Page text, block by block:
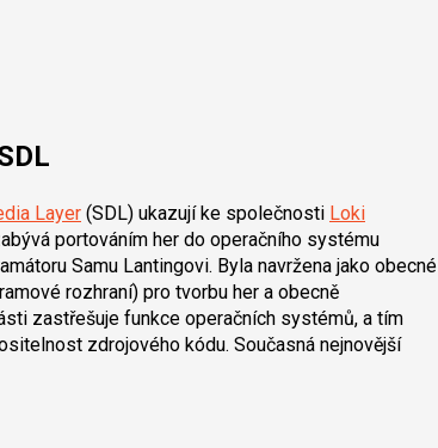
Layer (SDL) ukazují ke společnosti Loki
portováním her do operačního systému
Samu Lantingovi. Byla navržena jako obecné
rozhraní) pro tvorbu her a obecně
zastřešuje funkce operačních systémů, a tím
zdrojového kódu. Současná nejnovější